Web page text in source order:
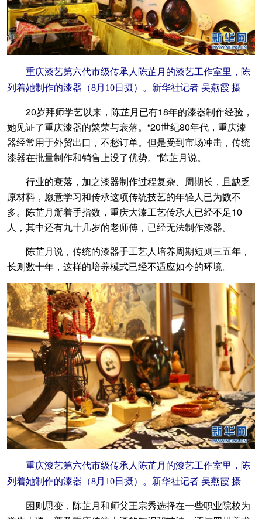
重庆漆艺第六代市级传承人陈芷月的漆艺工作室里，陈
列着她制作的漆器（8月10日摄）。新华社记者 吴燕霞 摄
20岁拜师学艺以来，陈芷月已有18年的漆器制作经验，
她见证了重庆漆器的繁荣与衰落。“20世纪80年代，重庆漆
器经常用于外贸出口，不愁订单。但是受到市场冲击，传统
漆器在批量制作和销售上没了优势。”陈芷月说。
行业的衰落，加之漆器制作过程复杂、周期长，且缺乏
原材料，愿意学习和传承这项传统技艺的年轻人已为数不
多。陈芷月掰着手指数，重庆大漆工艺传承人已经不足10
人，其中还有九十几岁的老师傅，已经无法制作漆器。
陈芷月说，传统的漆器手工艺人培养周期短则三五年，
长则数十年，这样的培养模式已经不适应如今的环境。
重庆漆艺第六代市级传承人陈芷月的漆艺工作室里，陈
列着她制作的漆器（8月10日摄）。新华社记者 吴燕霞 摄
困则思变，陈芷月和师父王宗秀选择在一些职业院校为